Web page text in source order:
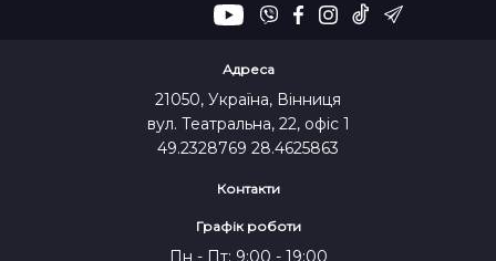
Адреса
21050, Україна, Вінниця
вул. Театральна, 22, офіс 1
49.2328769 28.4625863
Контакти
Графік роботи
Пн - Пт: 9:00 - 19:00